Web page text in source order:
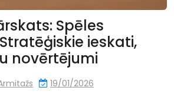
Spēles
ieskati,
novērtējumi
19/01/2026